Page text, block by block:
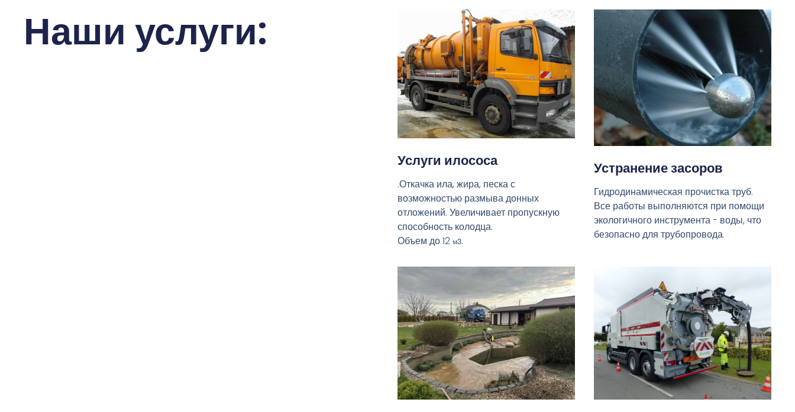
Наши услуги:
Услуги илососа
.Откачка ила, жира, песка с
возможностью размыва донных
отложений. Увеличивает пропускную
способность колодца.
Объем до 12 м3.
Устранение засоров
Гидродинамическая прочистка труб.
Все работы выполняются при помощи
экологичного инструмента - воды, что
безопасно для трубопровода.